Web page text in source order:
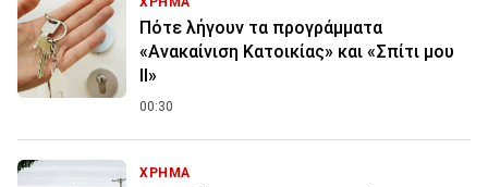
Πότε λήγουν τα προγράμματα
«Ανακαίνιση Κατοικίας» και «Σπίτι μου
ΙΙ»
00:30
ΧΡΗΜΑ